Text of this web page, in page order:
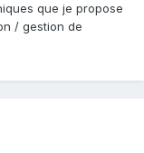
que je propose
/ gestion de